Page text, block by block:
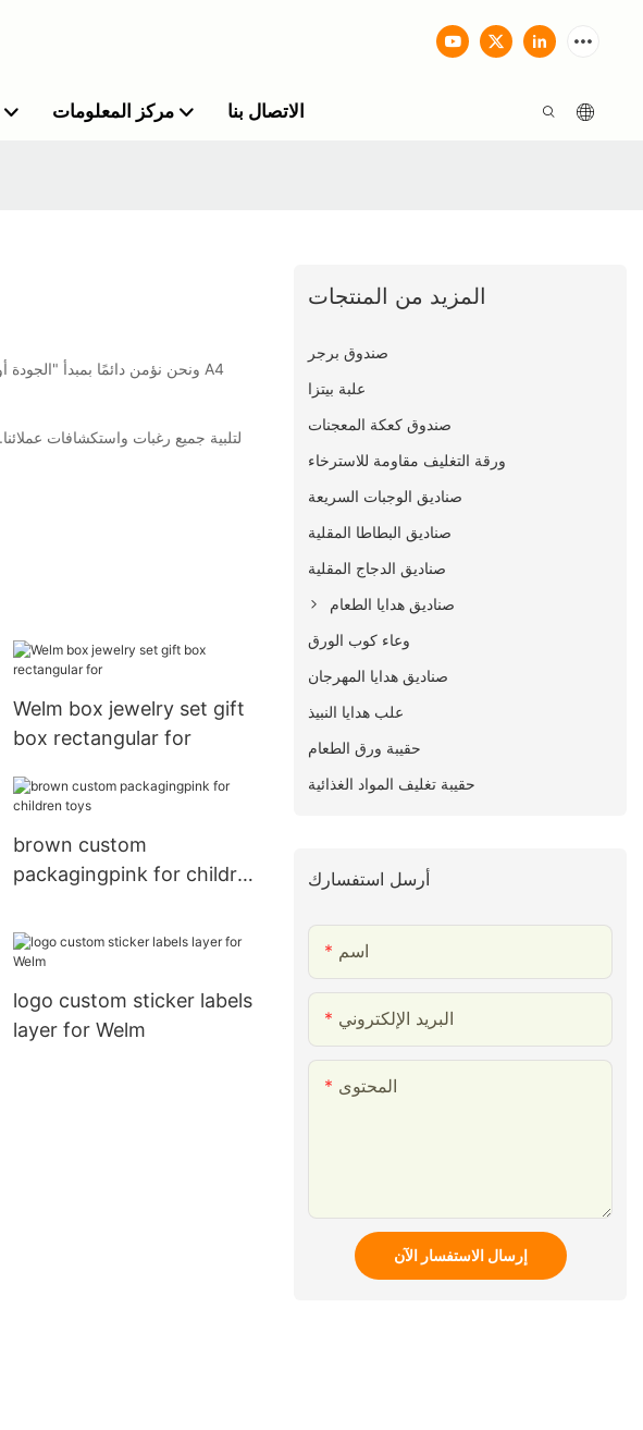
مركز المعلومات الاتصال بنا
Welm box jewelry set gift
box rectangular for
brown custom
packagingpink for children
logo custom sticker labels
layer for Welm
المزيد من المنتجات
صندوق برجر
علبة بيتزا
صندوق كعكة المعجنات
ورقة التغليف مقاومة للاسترخاء
صناديق الوجبات السريعة
صناديق البطاطا المقلية
صناديق الدجاج المقلية
صناديق هدايا الطعام
وعاء كوب الورق
صناديق هدايا المهرجان
علب هدايا النبيذ
حقيبة ورق الطعام
حقيبة تغليف المواد الغذائية
أرسل استفسارك
اسم
البريد الإلكتروني
المحتوى
إرسال الاستفسار الآن